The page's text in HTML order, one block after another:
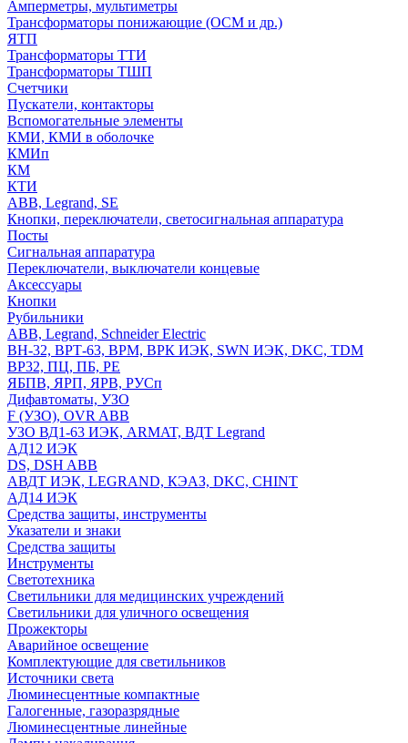
Амперметры, мультиметры
Трансформаторы понижающие (ОСМ и др.)
ЯТП
Трансформаторы ТТИ
Трансформаторы ТШП
Счетчики
Пускатели, контакторы
Вспомогательные элементы
КМИ, КМИ в оболочке
КМИп
КМ
КТИ
ABB, Legrand, SE
Кнопки, переключатели, светосигнальная аппаратура
Посты
Cигнальная аппаратура
Переключатели, выключатели концевые
Аксессуары
Кнопки
Рубильники
ABB, Legrand, Schneider Electric
ВН-32, ВРТ-63, ВРМ, ВРК ИЭК, SWN ИЭК, DKC, TDM
ВР32, ПЦ, ПБ, РЕ
ЯБПВ, ЯРП, ЯРВ, РУСп
Дифавтоматы, УЗО
F (УЗО), OVR ABB
УЗО ВД1-63 ИЭК, ARMAT, ВДТ Legrand
АД12 ИЭК
DS, DSH ABB
АВДТ ИЭК, LEGRAND, КЭАЗ, DKC, CHINT
АД14 ИЭК
Средства защиты, инструменты
Указатели и знаки
Средства защиты
Инструменты
Светотехника
Светильники для медицинских учреждений
Светильники для уличного освещения
Прожекторы
Аварийное освещение
Комплектующие для светильников
Источники света
Люминесцентные компактные
Галогенные, газоразрядные
Люминесцентные линейные